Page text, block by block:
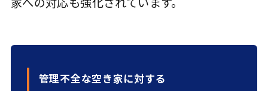
管理不全な空き家に対する